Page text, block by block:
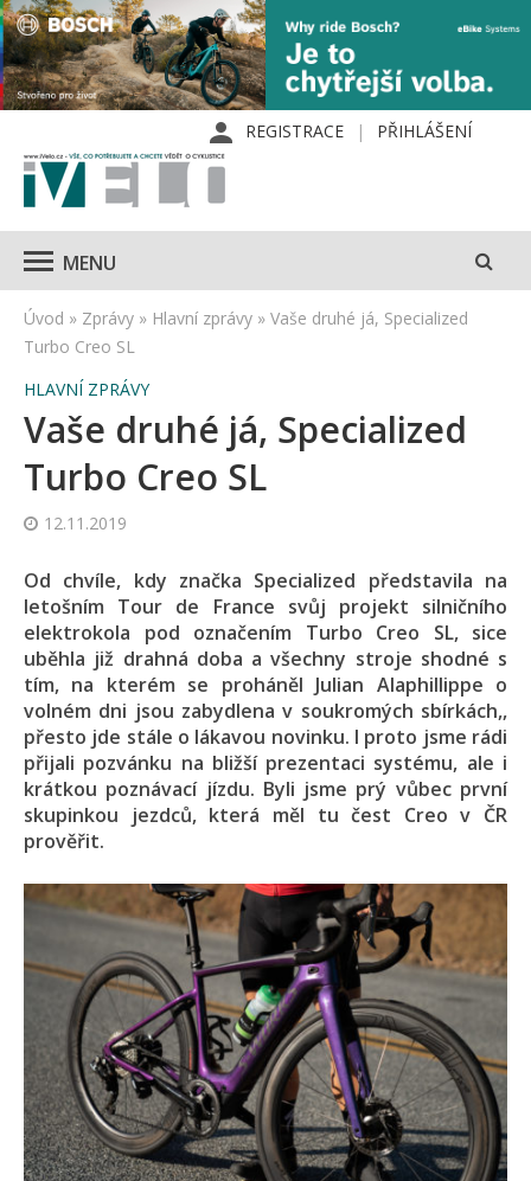
REGISTRACE PŘIHLÁŠENÍ
MENU
Úvod » Zprávy » Hlavní zprávy » Vaše druhé já, Specialized
Turbo Creo SL
HLAVNÍ ZPRÁVY
Vaše druhé já, Specialized
Turbo Creo SL
12.11.2019
Od chvíle, kdy značka Specialized představila na
letošním Tour de France svůj projekt silničního
elektrokola pod označením Turbo Creo SL, sice
uběhla již drahná doba a všechny stroje shodné s
tím, na kterém se proháněl Julian Alaphillippe o
volném dni jsou zabydlena v soukromých sbírkách,,
přesto jde stále o lákavou novinku. I proto jsme rádi
přijali pozvánku na bližší prezentaci systému, ale i
krátkou poznávací jízdu. Byli jsme prý vůbec první
skupinkou jezdců, která měl tu čest Creo v ČR
prověřit.